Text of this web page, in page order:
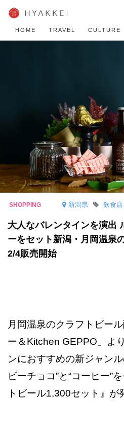
HOME TRAVEL CULTURE
新潟県 飲食店
大人なバレンタインを演出
ーをセット新潟・月岡温泉
2/4販売開始
月岡温泉のクラフトビー
ー＆Kitchen GEPPO」よ
ンにおすすめの新ジャン
ビーチョコ”と“コーヒー”
トビール1,300セット』が